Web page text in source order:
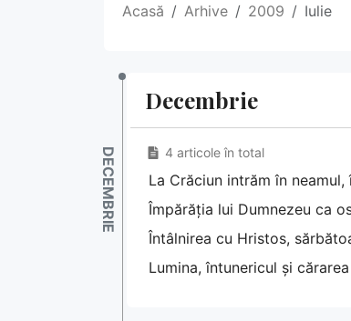
Acasă Arhive 2009 Iulie
Decembrie
4 articole în total
La Crăciun intrăm în
Împărăția lui Dumnezeu ca
Întâlnirea cu Hristos,
Lumina, întunericul și